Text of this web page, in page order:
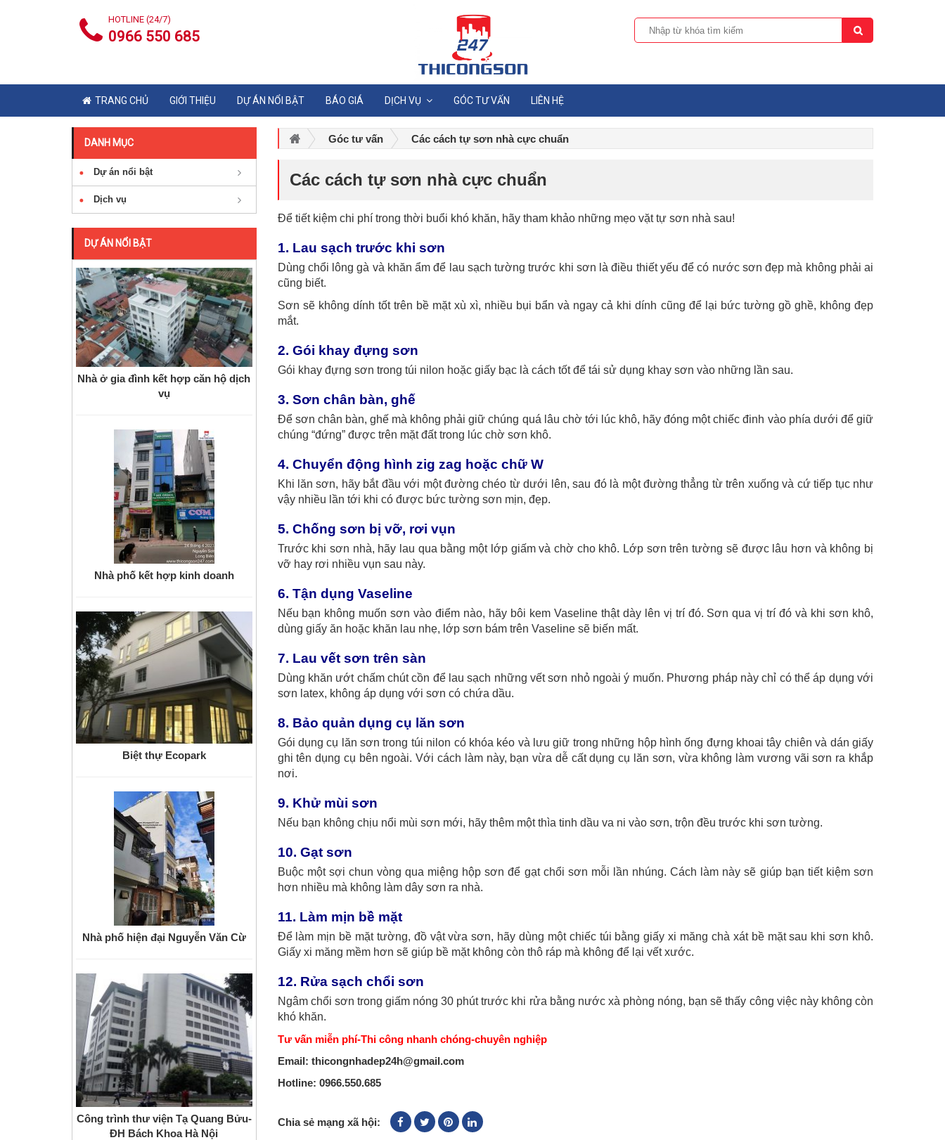
HOTLINE (24/7)
0966 550 685
TRANG CHỦ GIỚI THIỆU DỰ ÁN NỔI BẬT BÁO GIÁ DỊCH VỤ GÓC TƯ VẤN LIÊN HỆ
DANH MỤC
Dự án nổi bật
Dịch vụ
DỰ ÁN NỔI BẬT
Nhà ở gia đình kết hợp căn hộ dịch
vụ
Nhà phố kết hợp kinh doanh
Biệt thự Ecopark
Nhà phố hiện đại Nguyễn Văn Cừ
Công trình thư viện Tạ Quang Bửu-
ĐH Bách Khoa Hà Nội
Góc tư vấn Các cách tự sơn nhà cực chuẩn
Các cách tự sơn nhà cực chuẩn
Để tiết kiệm chi phí trong thời buổi khó khăn, hãy tham khảo những mẹo vặt tự sơn nhà sau!
1. Lau sạch trước khi sơn
Dùng chổi lông gà và khăn ẩm để lau sạch tường trước khi sơn là điều thiết yếu để có nước sơn đẹp mà không phải ai
cũng biết.
Sơn sẽ không dính tốt trên bề mặt xù xì, nhiều bụi bẩn và ngay cả khi dính cũng để lại bức tường gồ ghề, không đẹp
mắt.
2. Gói khay đựng sơn
Gói khay đựng sơn trong túi nilon hoặc giấy bạc là cách tốt để tái sử dụng khay sơn vào những lần sau.
3. Sơn chân bàn, ghế
Để sơn chân bàn, ghế mà không phải giữ chúng quá lâu chờ tới lúc khô, hãy đóng một chiếc đinh vào phía dưới để giữ
chúng “đứng” được trên mặt đất trong lúc chờ sơn khô.
4. Chuyển động hình zig zag hoặc chữ W
Khi lăn sơn, hãy bắt đầu với một đường chéo từ dưới lên, sau đó là một đường thẳng từ trên xuống và cứ tiếp tục như
vậy nhiều lần tới khi có được bức tường sơn mịn, đẹp.
5. Chống sơn bị vỡ, rơi vụn
Trước khi sơn nhà, hãy lau qua bằng một lớp giấm và chờ cho khô. Lớp sơn trên tường sẽ được lâu hơn và không bị
vỡ hay rơi nhiều vụn sau này.
6. Tận dụng Vaseline
Nếu bạn không muốn sơn vào điểm nào, hãy bôi kem Vaseline thật dày lên vị trí đó. Sơn qua vị trí đó và khi sơn khô,
dùng giấy ăn hoặc khăn lau nhẹ, lớp sơn bám trên Vaseline sẽ biến mất.
7. Lau vết sơn trên sàn
Dùng khăn ướt chấm chút cồn để lau sạch những vết sơn nhỏ ngoài ý muốn. Phương pháp này chỉ có thể áp dụng với
sơn latex, không áp dụng với sơn có chứa dầu.
8. Bảo quản dụng cụ lăn sơn
Gói dụng cụ lăn sơn trong túi nilon có khóa kéo và lưu giữ trong những hộp hình ống đựng khoai tây chiên và dán giấy
ghi tên dụng cụ bên ngoài. Với cách làm này, bạn vừa dễ cất dụng cụ lăn sơn, vừa không làm vương vãi sơn ra khắp
nơi.
9. Khử mùi sơn
Nếu bạn không chịu nổi mùi sơn mới, hãy thêm một thìa tinh dầu va ni vào sơn, trộn đều trước khi sơn tường.
10. Gạt sơn
Buộc một sợi chun vòng qua miệng hộp sơn để gạt chổi sơn mỗi lần nhúng. Cách làm này sẽ giúp bạn tiết kiệm sơn
hơn nhiều mà không làm dây sơn ra nhà.
11. Làm mịn bề mặt
Để làm mịn bề mặt tường, đồ vật vừa sơn, hãy dùng một chiếc túi bằng giấy xi măng chà xát bề mặt sau khi sơn khô.
Giấy xi măng mềm hơn sẽ giúp bề mặt không còn thô ráp mà không để lại vết xước.
12. Rửa sạch chổi sơn
Ngâm chổi sơn trong giấm nóng 30 phút trước khi rửa bằng nước xà phòng nóng, bạn sẽ thấy công việc này không còn
khó khăn.
Tư vấn miễn phí-Thi công nhanh chóng-chuyên nghiệp
Email: thicongnhadep24h@gmail.com
Hotline: 0966.550.685
Chia sẻ mạng xã hội: